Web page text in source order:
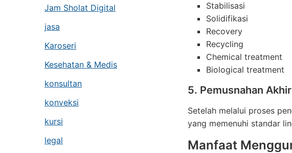
Jam Sholat Digital
jasa
Karoseri
Kesehatan & Medis
konsultan
konveksi
kursi
legal
Stabilisasi
Solidifikasi
Recovery
Recycling
Chemical treatment
Biological treatment
5. Pemusnahan Akhir
Setelah melalui proses
yang memenuhi standar
Manfaat